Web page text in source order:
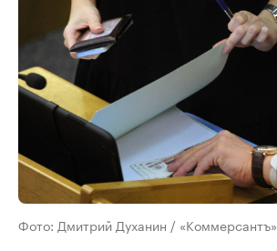
Фото: Дмитрий Духанин / «Коммерсантъ»